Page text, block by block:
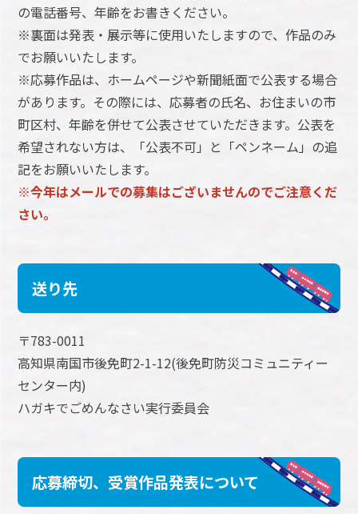
の電話番号、年齢をお書きください。
※裏面は発表・展示等に使用いたしますので、作品のみ
でお願いいたします。
※応募作品は、ホームページや新聞紙面で公表する場合
があります。その際には、応募者の氏名、お住まいの市
町区村、年齢を併せて公表させていただきます。公表を
希望されない方は、「公表不可」と「ペンネーム」の追
記をお願いいたします。
※今年はメールでの募集はございませんのでご注意くだ
さい。
送り先
〒783-0011
高知県南国市後免町2-1-12(後免町防災コミュニティー
センター内)
ハガキでごめんなさい実行委員会
応募締切、受賞作品発表について